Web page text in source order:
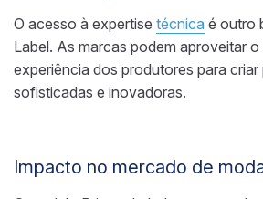
O acesso à expertise técnica é outro
Label. As marcas podem aproveitar
experiência dos produtores para
sofisticadas e inovadoras.
Impacto no mercado de